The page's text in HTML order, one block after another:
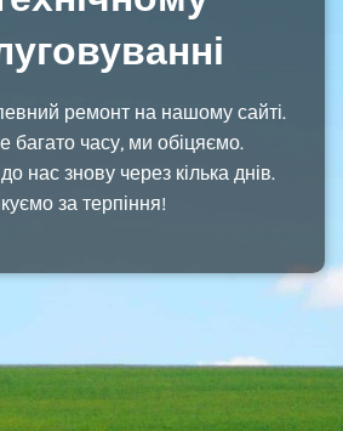
ремонт на нашому сайті.
багато часу, ми обіцяємо.
нас знову через кілька днів.
за терпіння!